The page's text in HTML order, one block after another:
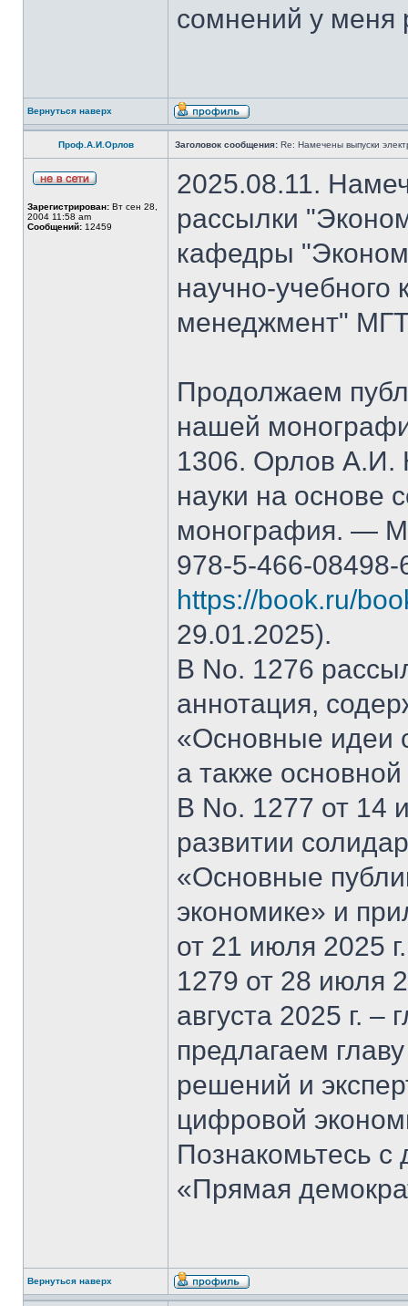
сомнений у меня
Вернуться наверх
Проф.А.И.Орлов Заголовок сообщения: Re: Намечены выпуски
Зарегистрирован: Вт сен 28,
2004 11:58 am
Сообщений: 12459
2025.08.11.
рассылки
кафедры
научно-
менеджмент"
Продолжаем
нашей
1306. Орлов А.И.
науки на основе
монография. —
978-5-466-
https://book.ru/
29.01.2025).
В No. 1276
аннотация,
«Основные идеи
а также
В No. 1277 от 14
развитии
«Основные
экономике» и
от 21 июля 2025
1279 от 28 июля
августа 2025 г.
предлагаем
решений и
цифровой
Познакомьтесь
«Прямая
Вернуться наверх